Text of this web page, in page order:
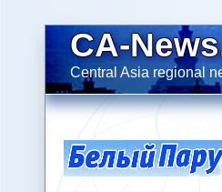
CA-
Central Asia regional